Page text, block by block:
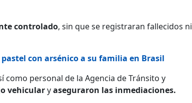
controlado, sin que se registraran fallecidos ni
con arsénico a su familia en Brasil
como personal de la Agencia de Tránsito y
vehicularyaseguraron las inmediaciones.